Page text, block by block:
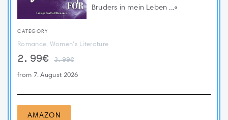
Bruders in mein Leben ...«
CATEGORY
Romance, Women's Literature
2.99€ 3.99€
from 7. August 2026
AMAZON